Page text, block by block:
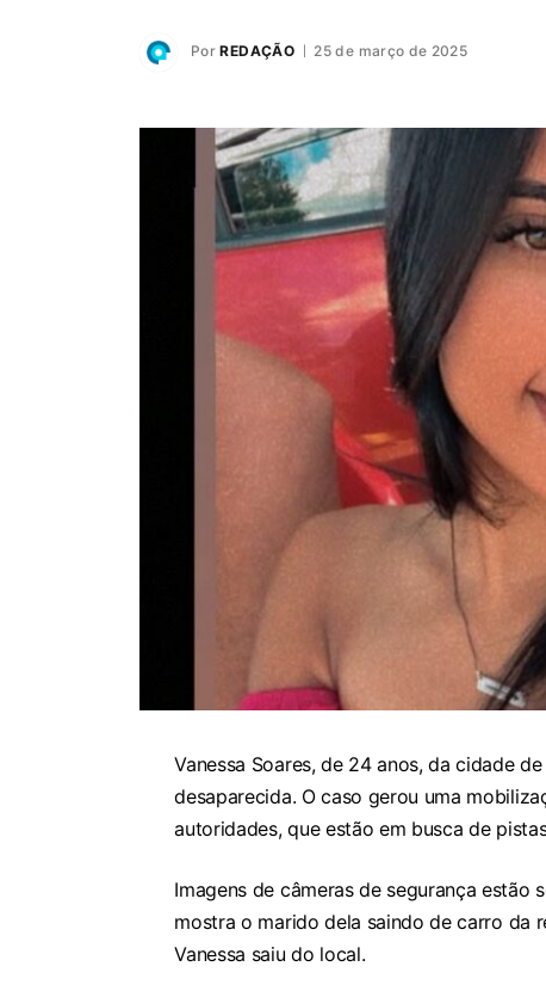
Por REDAÇÃO 25 de março de 2025
Vanessa Soares, de 24 anos, da cidade
desaparecida. O caso gerou uma
autoridades, que estão em busca de
Imagens de câmeras de segurança estão
mostra o marido dela saindo de carro da
Vanessa saiu do local.